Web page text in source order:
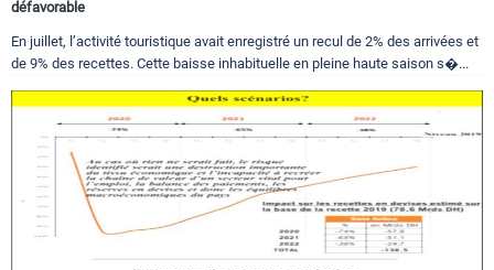
défavorable
En juillet, l’activité touristique avait enregistré un recul de 2% des arrivées et
de 9% des recettes. Cette baisse inhabituelle en pleine haute saison s�...